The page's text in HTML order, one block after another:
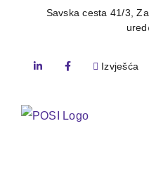
Savska cesta 41/3,
Izvješća